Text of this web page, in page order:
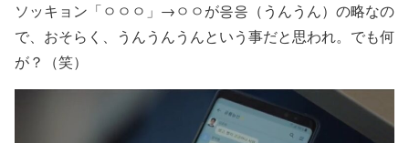
ソッキョン「ㅇㅇㅇ」→ㅇㅇが응응（うんうん）の略なの
で、おそらく、うんうんうんという事だと思われ。でも何
が？（笑）